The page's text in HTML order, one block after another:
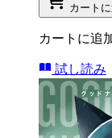
カート
カートに追
試し読み